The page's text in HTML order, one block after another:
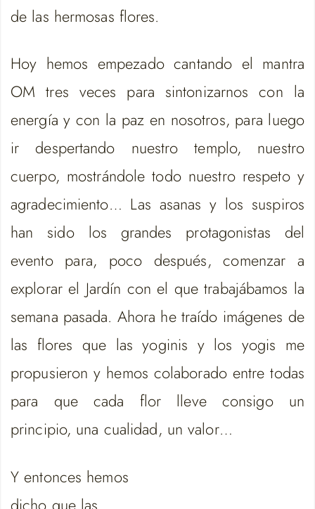
de las hermosas flores.
Hoy hemos empezado cantando el mantra
OM tres veces para sintonizarnos con la
energía y con la paz en nosotros, para luego
ir despertando nuestro templo, nuestro
cuerpo, mostrándole todo nuestro respeto y
agradecimiento… Las asanas y los suspiros
han sido los grandes protagonistas del
evento para, poco después, comenzar a
explorar el Jardín con el que trabajábamos la
semana pasada. Ahora he traído imágenes de
las flores que las yoginis y los yogis me
propusieron y hemos colaborado entre todas
para que cada flor lleve consigo un
principio, una cualidad, un valor…
Y entonces hemos
dicho que las